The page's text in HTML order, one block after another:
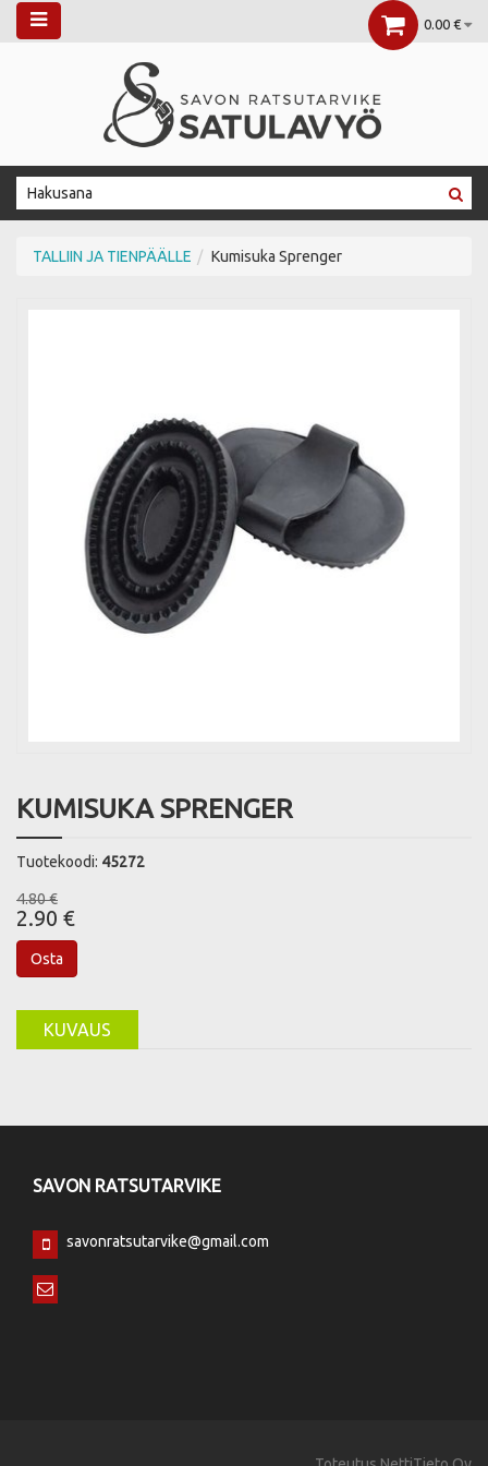
0.00 €
TALLIIN JA TIENPÄÄLLE Kumisuka Sprenger
KUMISUKA SPRENGER
Tuotekoodi: 45272
4.80 €
2.90 €
Osta
KUVAUS
SAVON RATSUTARVIKE
savonratsutarvike@gmail.com